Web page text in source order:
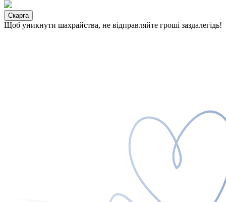
Скарга
Щоб уникнути шахрайства, не відправляйте гроші заздалегідь!